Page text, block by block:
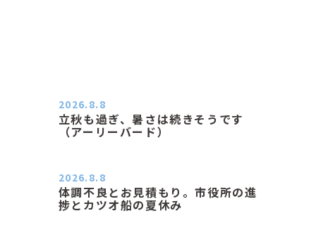
立秋も過ぎ、暑さは続きそうです
（アーリーバード）
2026.8.8
体調不良とお見積もり。市役所の進
捗とカツオ船の夏休み
2026.8.8